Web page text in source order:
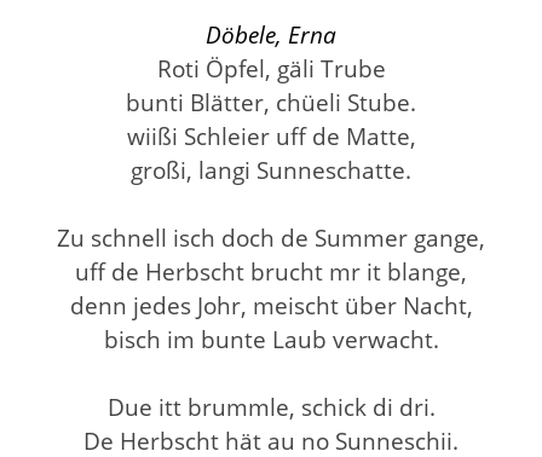
Döbele, Erna
Roti Öpfel, gäli Trube
bunti Blätter, chüeli Stube.
wiißi Schleier uff de Matte,
großi, langi Sunneschatte.
Zu schnell isch doch de Summer gange,
uff de Herbscht brucht mr it blange,
denn jedes Johr, meischt über Nacht,
bisch im bunte Laub verwacht.
Due itt brummle, schick di dri.
De Herbscht hät au no Sunneschii.